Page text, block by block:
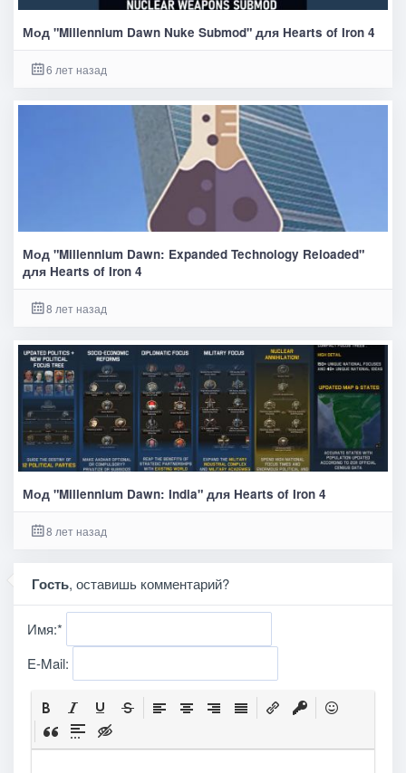
Мод "Millennium Dawn Nuke Submod" для Hearts of Iron 4
6 лет назад
Мод "Millennium Dawn: Expanded Technology Reloaded"
для Hearts of Iron 4
8 лет назад
Мод "Millennium Dawn: India" для Hearts of Iron 4
8 лет назад
Гость, оставишь комментарий?
Имя:*
E-Mail: